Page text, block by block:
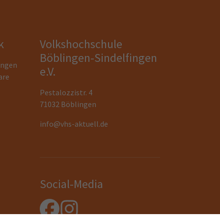
Volkshochschule
Böblingen-Sindelfingen
e.V.
Pestalozzistr. 4
71032 Böblingen
info@vhs-aktuell.de
Social-Media